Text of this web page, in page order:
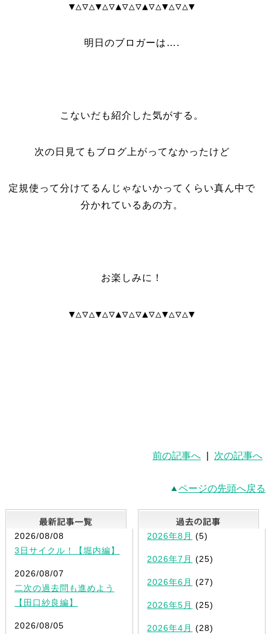
▼△▽△▼△▽▲▽△▽▲▽△▼△▽△▼
明日のブロガーは….
こないだも紹介した気がする。
次の日見てもブログ上がってなかったけど
定規使って分けてるんじゃないかってくらい真ん中で
分かれているあの方。
お楽しみに！
▼△▽△▼△▽▲▽△▽▲▽△▼△▽△▼
前の記事へ 次の記事へ
ページの先頭へ戻る
最新記事一覧
2026/08/08
3日サイクル！【堀内編】
2026/08/07
二次の過去問も進めよう
【田口紗良編】
2026/08/05
2026年8月 (5)
2026年7月 (25)
2026年6月 (27)
2026年5月 (25)
2026年4月 (28)